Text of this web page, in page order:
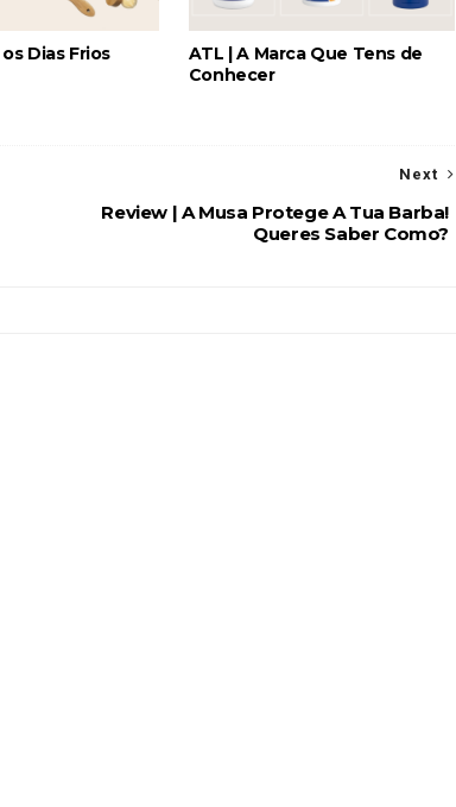
Dias Frios
ATL | A Marca Que Tens de
Conhecer
Next
Review | A Musa Protege A Tua Barba!
Queres Saber Como?